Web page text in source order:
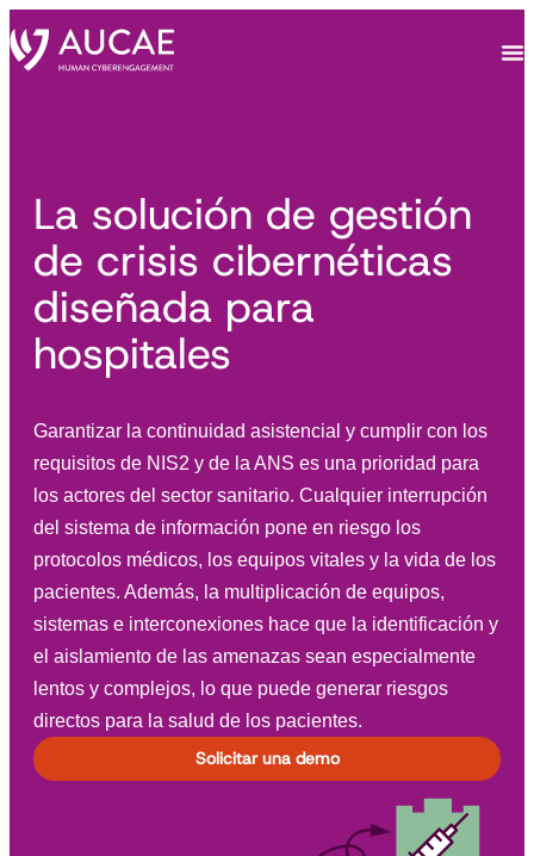
La solución de gestión
de crisis cibernéticas
diseñada para
hospitales
Garantizar la continuidad asistencial y cumplir con los
requisitos de NIS2 y de la ANS es una prioridad para
los actores del sector sanitario. Cualquier interrupción
del sistema de información pone en riesgo los
protocolos médicos, los equipos vitales y la vida de los
pacientes. Además, la multiplicación de equipos,
sistemas e interconexiones hace que la identificación y
el aislamiento de las amenazas sean especialmente
lentos y complejos, lo que puede generar riesgos
directos para la salud de los pacientes.
Solicitar una demo